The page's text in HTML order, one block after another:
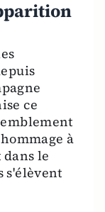
ce
à
le
s'élèvent